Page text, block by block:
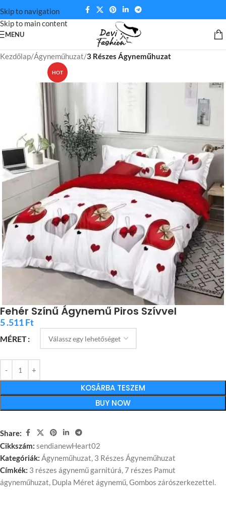
Skip to navigation
Skip to main content
MENU
Kezdőlap Ágyneműhuzat 3 Részes Ágyneműhuzat
HOT
Fehér Színű Ágynemű Piros Szívvel
5 .511Ft
MÉRET
KOSÁRBA TESZEM
BUY NOW
Share:
Cikkszám: sendianewHeart02
Kategóriák: Ágyneműhuzat, 3 Részes Ágyneműhuzat
Címkék: 3 részes ágynemű garnitúrá, 7 részes Pamut
ágyneműhuzat, Dupla Méret ágynemű,Gombos zárószerkezettel.